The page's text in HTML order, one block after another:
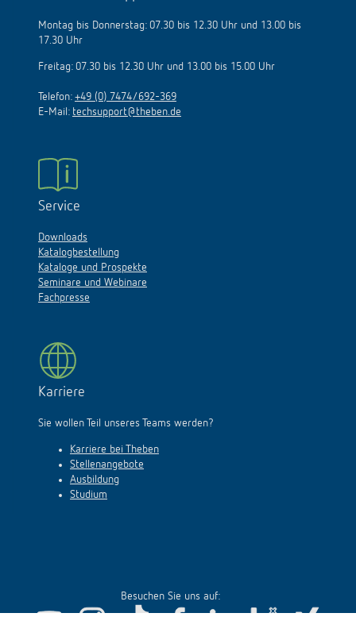
Montag bis Donnerstag: 07.30 bis 12.30 Uhr und 13.00 bis
17.30 Uhr
Freitag: 07.30 bis 12.30 Uhr und 13.00 bis 15.00 Uhr
Telefon: +49 (0) 7474/692-369
E-Mail: techsupport@theben.de
Service
Downloads
Katalogbestellung
Kataloge und Prospekte
Seminare und Webinare
Fachpresse
Karriere
Sie wollen Teil unseres Teams werden?
Karriere bei Theben
Stellenangebote
Ausbildung
Studium
Besuchen Sie uns auf: